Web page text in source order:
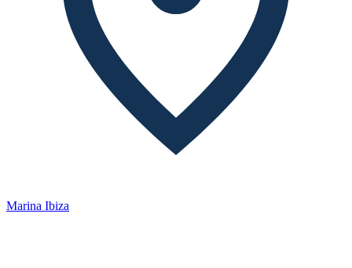
Marina Ibiza